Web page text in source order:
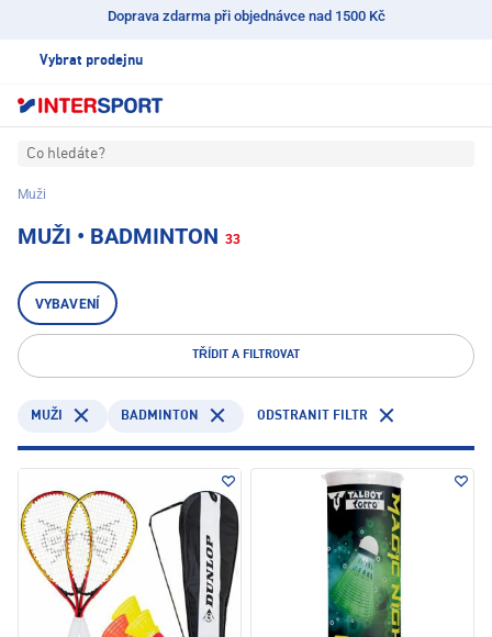
Doprava zdarma při objednávce nad 1500 Kč
Vybrat prodejnu
Co hledáte?
Muži
MUŽI • BADMINTON 33
VYBAVENÍ
TŘÍDIT A FILTROVAT
MUŽI BADMINTON ODSTRANIT FILTR